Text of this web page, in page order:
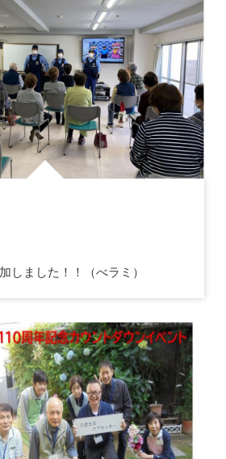
しました！！（べラミ）